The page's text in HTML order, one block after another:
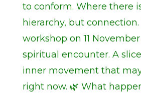
to conform. Where there
hierarchy, but connection.
workshop on 11
spiritual encounter. A
inner movement that
right now. 🌿 What